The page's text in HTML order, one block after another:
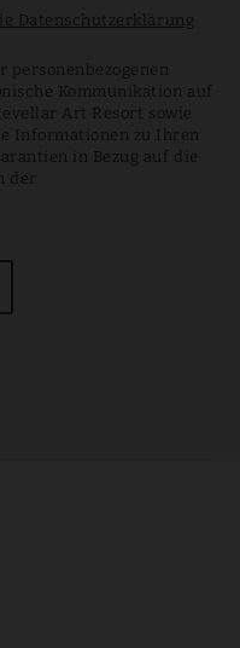
Datenschutzerklärung
personenbezogenen
Kommunikation auf
Art Resort sowie
Informationen zu Ihren
in Bezug auf die
der